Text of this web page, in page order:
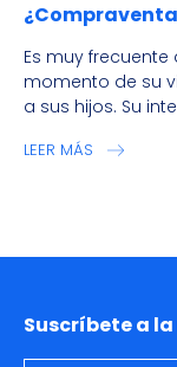
Es muy
momento de su
a sus hijos. Su
LEER MÁS
Suscríbete a